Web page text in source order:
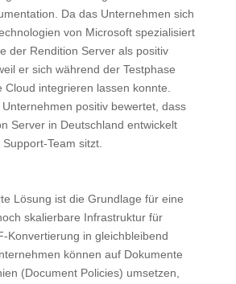
Da das Unternehmen sich
von Microsoft spezialisiert
der Rendition Server als positiv
er sich während der Testphase
Cloud integrieren lassen konnte.
positiv bewertet, dass
Server in Deutschland entwickelt
Team sitzt.
Lösung ist die Grundlage für eine
skalierbare Infrastruktur für
Konvertierung in gleichbleibend
können auf Dokumente
(Document Policies) umsetzen,